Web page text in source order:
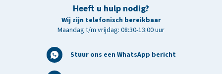
Heeft u hulp nodig?
Wij zijn telefonisch bereikbaar
Maandag t/m vrijdag: 08:30-13:00 uur
Stuur ons een WhatsApp bericht